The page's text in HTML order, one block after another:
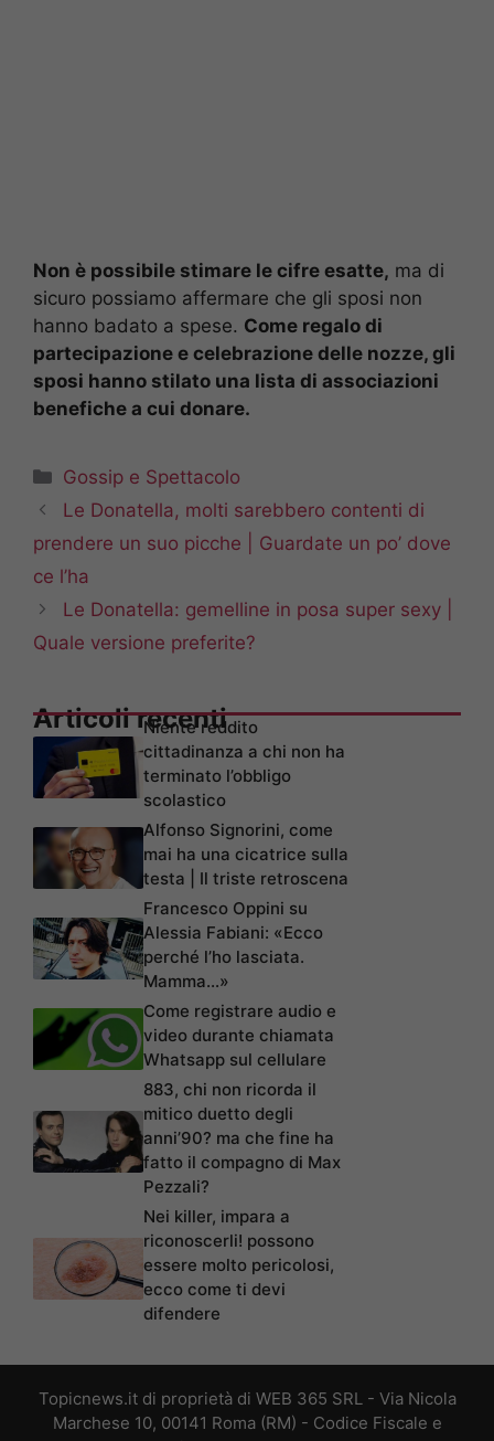
Non è possibile stimare le cifre esatte, ma di
sicuro possiamo affermare che gli sposi non
hanno badato a spese. Come regalo di
partecipazione e celebrazione delle nozze, gli
sposi hanno stilato una lista di associazioni
benefiche a cui donare.
Categorie
Gossip e Spettacolo
Le Donatella, molti sarebbero contenti di
prendere un suo picche | Guardate un po’ dove
ce l’ha
Le Donatella: gemelline in posa super sexy |
Quale versione preferite?
Articoli recenti
Niente reddito
cittadinanza a chi non ha
terminato l’obbligo
scolastico
Alfonso Signorini, come
mai ha una cicatrice sulla
testa | Il triste retroscena
Francesco Oppini su
Alessia Fabiani: «Ecco
perché l’ho lasciata.
Mamma…»
Come registrare audio e
video durante chiamata
Whatsapp sul cellulare
883, chi non ricorda il
mitico duetto degli
anni’90? ma che fine ha
fatto il compagno di Max
Pezzali?
Nei killer, impara a
riconoscerli! possono
essere molto pericolosi,
ecco come ti devi
difendere
Topicnews.it di proprietà di WEB 365 SRL - Via Nicola
Marchese 10, 00141 Roma (RM) - Codice Fiscale e